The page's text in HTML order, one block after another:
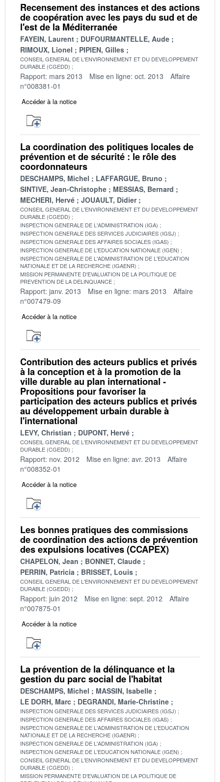
Recensement des instances et des actions
de coopération avec les pays du sud et de
l'est de la Méditerranée
FAYEIN, Laurent
DUFOURMANTELLE, Aude
RIMOUX, Lionel
PIPIEN, Gilles
CONSEIL GENERAL DE L'ENVIRONNEMENT ET DU DEVELOPPEMENT
DURABLE (CGEDD)
Rapport: mars 2013 Mise en ligne: oct. 2013
Affaire
n°008381-01
Accéder à la notice
La coordination des politiques locales de
prévention et de sécurité : le rôle des
coordonnateurs
DESCHAMPS, Michel
LAFFARGUE, Bruno
SINTIVE, Jean-Christophe
MESSIAS, Bernard
MECHERI, Hervé
JOUAULT, Didier
CONSEIL GENERAL DE L'ENVIRONNEMENT ET DU DEVELOPPEMENT
DURABLE (CGEDD)
INSPECTION GENERALE DE L'ADMINISTRATION (IGA)
INSPECTION GENERALE DES SERVICES JUDICIAIRES (IGSJ)
INSPECTION GENERALE DES AFFAIRES SOCIALES (IGAS)
INSPECTION GENERALE DE L'EDUCATION NATIONALE (IGEN)
INSPECTION GENERALE DE L'ADMINISTRATION DE L'EDUCATION
NATIONALE ET DE LA RECHERCHE (IGAENR)
MISSION PERMANENTE D'EVALUATION DE LA POLITIQUE DE
PREVENTION DE LA DELINQUANCE
Rapport: janv. 2013 Mise en ligne: mars 2013
Affaire
n°007479-09
Accéder à la notice
Contribution des acteurs publics et privés
à la conception et à la promotion de la
ville durable au plan international -
Propositions pour favoriser la
participation des acteurs publics et privés
au développement urbain durable à
l'international
LEVY, Christian DUPONT, Hervé
CONSEIL GENERAL DE L'ENVIRONNEMENT ET DU DEVELOPPEMENT
DURABLE (CGEDD)
Rapport: nov. 2012 Mise en ligne: avr. 2013
Affaire
n°008352-01
Accéder à la notice
Les bonnes pratiques des commissions
de coordination des actions de prévention
des expulsions locatives (CCAPEX)
CHAPELON, Jean
BONNET, Claude
PERRIN, Patricia
BRISSET, Louis
CONSEIL GENERAL DE L'ENVIRONNEMENT ET DU DEVELOPPEMENT
DURABLE (CGEDD)
Rapport: juin 2012 Mise en ligne: sept. 2012
Affaire
n°007875-01
Accéder à la notice
La prévention de la délinquance et la
gestion du parc social de l'habitat
DESCHAMPS, Michel
MASSIN, Isabelle
LE DORH, Marc
DEGRANDI, Marie-Christine
INSPECTION GENERALE DES SERVICES JUDICIAIRES (IGSJ)
INSPECTION GENERALE DES AFFAIRES SOCIALES (IGAS)
INSPECTION GENERALE DE L'ADMINISTRATION DE L'EDUCATION
NATIONALE ET DE LA RECHERCHE (IGAENR)
INSPECTION GENERALE DE L'ADMINISTRATION (IGA)
INSPECTION GENERALE DE L'EDUCATION NATIONALE (IGEN)
CONSEIL GENERAL DE L'ENVIRONNEMENT ET DU DEVELOPPEMENT
DURABLE (CGEDD)
MISSION PERMANENTE D'EVALUATION DE LA POLITIQUE DE